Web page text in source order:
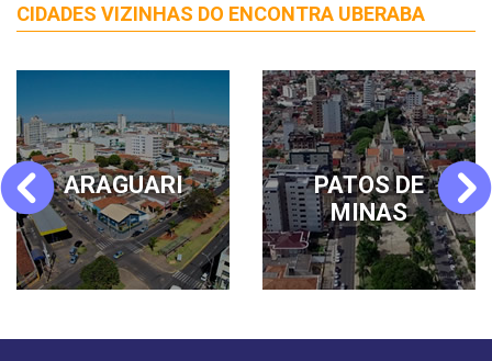
CIDADES VIZINHAS DO ENCONTRA UBERABA
PreviousMINAS GERAIS
BELO
HORIZONTE
Next